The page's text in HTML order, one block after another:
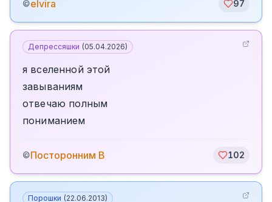
©elvira 97
Депрессяшки (05.04.2026)
я вселенной этой
завываниям
отвечаю полным
пониманием
©Посторонним В 102
Порошки (22.06.2013)